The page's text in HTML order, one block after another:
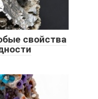
свойства